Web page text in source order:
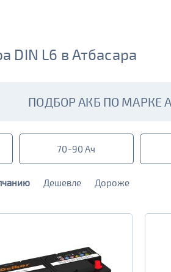
DIN L6 в Атбасара
ПОДБОР АКБ ПО МАРКЕ
70-90 Ач
Дешевле Дороже